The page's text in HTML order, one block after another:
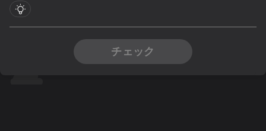
チェック